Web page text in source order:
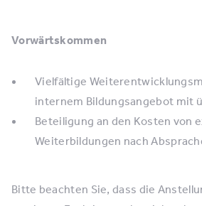
Vorwärtskommen
Vielfältige
internem Bildungsangebot mit
Beteiligung an den Kosten von
Weiterbildungen nach
Bitte beachten Sie, dass die